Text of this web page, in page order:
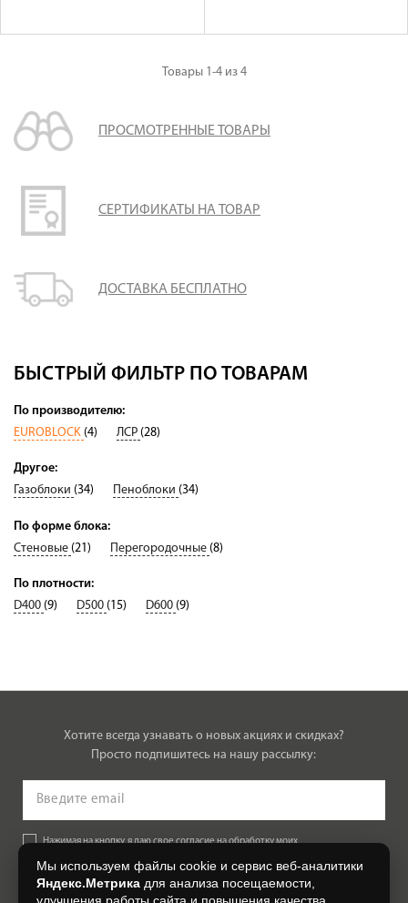
Товары 1-4из 4
ПРОСМОТРЕННЫЕ ТОВАРЫ
СЕРТИФИКАТЫ НА ТОВАР
ДОСТАВКА БЕСПЛАТНО
БЫСТРЫЙ ФИЛЬТР ПО ТОВАРАМ
По производителю:
EUROBLOCK (4) ЛСР (28)
Другое:
Газоблоки (34) Пеноблоки (34)
По форме блока:
Стеновые (21) Перегородочные (8)
По плотности:
D400 (9) D500 (15) D600 (9)
Хотите всегда узнавать о новых акциях и скидках?
Просто подпишитесь на нашу рассылку:
Нажимая на кнопку, я даю свое согласие на обработку моих
Согласии на обработку персональных данных.
Мы используем файлы cookie и сервис веб-аналитики
Яндекс.Метрика для анализа посещаемости,